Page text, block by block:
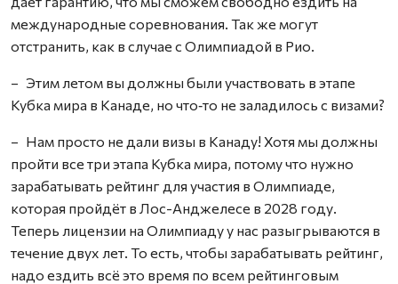
международные соревнования. Так же могут
отстранить, как в случае с Олимпиадой в Рио.
– Этим летом вы должны были участвовать в этапе
Кубка мира в Канаде, но что‑то не заладилось с визами?
– Нам просто не дали визы в Канаду! Хотя мы должны
пройти все три этапа Кубка мира, потому что нужно
зарабатывать рейтинг для участия в Олимпиаде,
которая пройдёт в Лос-Анджелесе в 2028 году.
Теперь лицензии на Олимпиаду у нас разыгрываются в
течение двух лет. То есть, чтобы зарабатывать рейтинг,
надо ездить всё это время по всем рейтинговым